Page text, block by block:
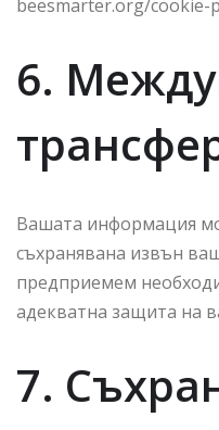
beesmarter.org/cookie-
6.
Вашата информация
съхранявана извън
предприемем
адекватна защита на
7.